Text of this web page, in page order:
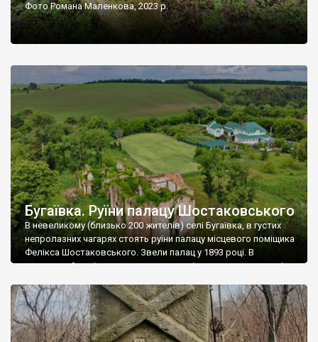
Фото Романа Маленкова, 2023 р.
Бугаївка. Руїни палацу Шостаковського
В невеликому (близько 200 жителів) селі Бугаївка, в густих
непролазних чагарях стоять руїни палацу місцевого поміщика
Фелікса Шостаковського. Звели палац у 1893 році. В
радянський період у ньому спочатку містилася школа, потім
століття тут розмістили туберкульозну лікарню. Коли із
палацу виїхала лікарня – ми точно не […]